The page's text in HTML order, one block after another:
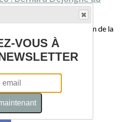
sont installées au sein de la
VOUS À